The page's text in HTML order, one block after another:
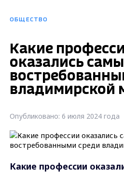
ОБЩЕСТВО
Какие
оказались
владимирской
Опубликовано: 6 июля 2024 года
Какие профессии